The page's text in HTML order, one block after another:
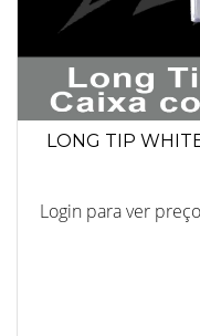
LONG TIP
Login para ver preço